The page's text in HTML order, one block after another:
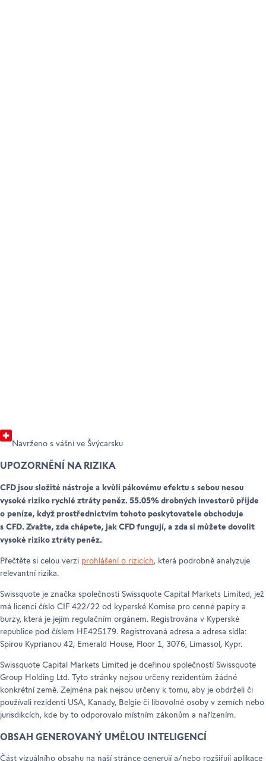
Navrženo s vášní ve Švýcarsku
UPOZORNĚNÍ NA RIZIKA
CFD jsou složité nástroje a kvůli pákovému efektu s sebou nesou
vysoké riziko rychlé ztráty peněz. 55.05% drobných investorů přijde
o peníze, když prostřednictvím tohoto poskytovatele obchoduje
s CFD. Zvažte, zda chápete, jak CFD fungují, a zda si můžete dovolit
vysoké riziko ztráty peněz.
Přečtěte si celou verzi prohlášení o rizicích, která podrobně analyzuje
relevantní rizika.
Swissquote je značka společnosti Swissquote Capital Markets Limited, jež
má licenci číslo CIF 422/22 od kyperské Komise pro cenné papíry a
burzy, která je jejím regulačním orgánem. Registrována v Kyperské
republice pod číslem HE425179. Registrovaná adresa a adresa sídla:
Spirou Kyprianou 42, Emerald House, Floor 1, 3076, Limassol, Kypr.
Swissquote Capital Markets Limited je dceřinou společností Swissquote
Group Holding Ltd. Tyto stránky nejsou určeny rezidentům žádné
konkrétní země. Zejména pak nejsou určeny k tomu, aby je obdrželi či
používali rezidenti USA, Kanady, Belgie či libovolné osoby v zemích nebo
jurisdikcích, kde by to odporovalo místním zákonům a nařízením.
OBSAH GENEROVANÝ UMĚLOU INTELIGENCÍ
Část vizuálního obsahu na naší stránce generují a/nebo rozšiřují aplikace